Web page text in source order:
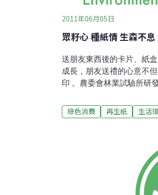
2011年06月05日
眾籽心 種紙情 生森不
送朋友東西後的卡片、紙
成長，朋友送禮的心意不
印 。農委會林業試驗所研
芽，及保持成品之保鮮期
避免在製程中提早萌芽問
為適合花卉、蔬菜種子的
伴。透過「種籽紙」，不
理，也讓種子培育技術與
前研發完成的的「種籽紙
菊、粉萼鼠尾草、彩葉草
綠色消費 再生紙 生活